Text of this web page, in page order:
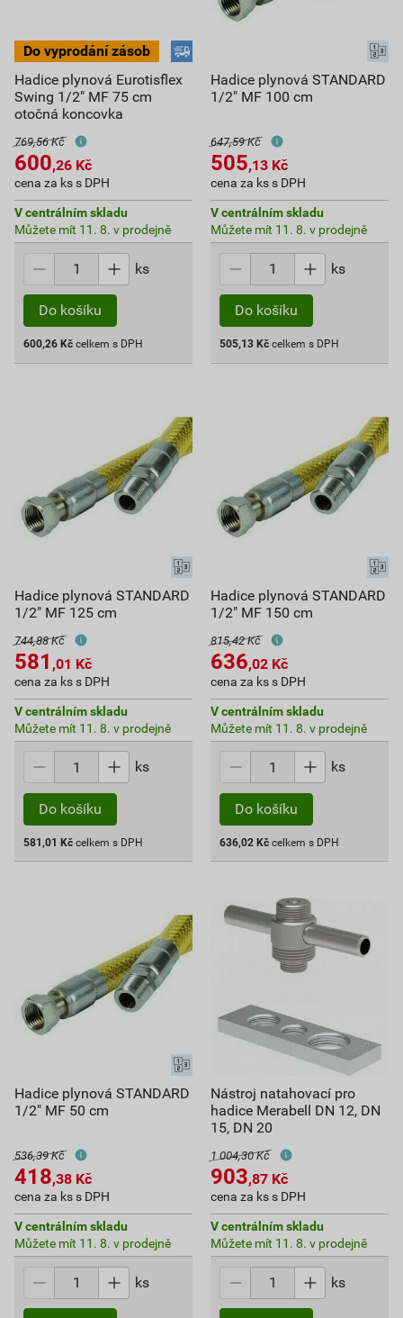
Hadice plynová Eurotisflex
Swing 1/2" MF 75 cm
otočná koncovka
769,56 Kč
600,26 Kč
cena za ks s DPH
V centrálním skladu
Můžete mít 11. 8. v prodejně
ks
Do košíku
600,26 Kč celkem s DPH
Hadice plynová STANDARD
1/2" MF 100 cm
647,59 Kč
505,13 Kč
cena za ks s DPH
V centrálním skladu
Můžete mít 11. 8. v prodejně
ks
Do košíku
505,13 Kč celkem s DPH
Hadice plynová STANDARD
1/2" MF 125 cm
744,88 Kč
581 ,01 Kč
cena za ks s DPH
V centrálním skladu
Můžete mít 11. 8. v prodejně
ks
Do košíku
581,01 Kč celkem s DPH
Hadice plynová STANDARD
1/2" MF 150 cm
815,42 Kč
636,02 Kč
cena za ks s DPH
V centrálním skladu
Můžete mít 11. 8. v prodejně
ks
Do košíku
636,02 Kč celkem s DPH
Hadice plynová STANDARD
1/2" MF 50 cm
536,39 Kč
418,38 Kč
cena za ks s DPH
V centrálním skladu
Můžete mít 11. 8. v prodejně
ks
Nástroj natahovací pro
hadice Merabell DN 12, DN
15, DN 20
1 004,30 Kč
903,87 Kč
cena za ks s DPH
V centrálním skladu
Můžete mít 11. 8. v prodejně
ks